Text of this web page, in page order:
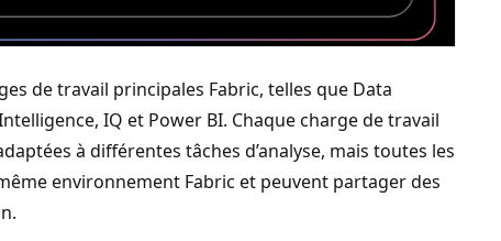
de travail principales Fabric, telles que Data
IQ et Power BI. Chaque charge de travail
à différentes tâches d’analyse, mais toutes les
environnement Fabric et peuvent partager des